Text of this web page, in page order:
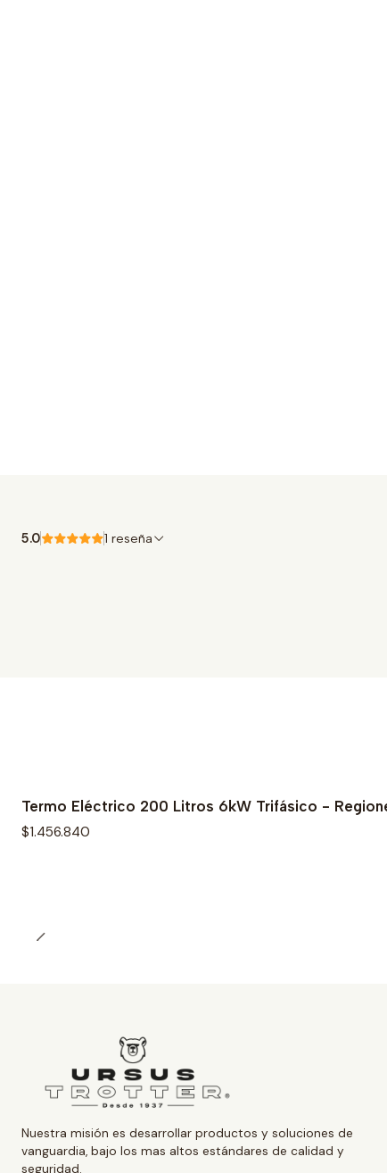
5.0 1 reseña
Termo Eléctrico 200 Litros 6kW Trifásico -
$1.456.840
Nuestra misión es desarrollar productos y soluciones de
vanguardia, bajo los mas altos estándares de calidad y
seguridad.